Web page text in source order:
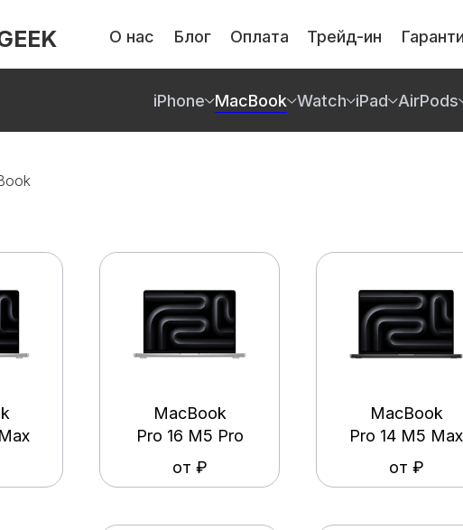
Трейд-ин
Оплата
Блог
О нас
iPhone MacBook Watch iPad AirPods
от ₽
MacBook
Pro 16 M5 Pro
от ₽
MacBook
Pro 14 M5 Max